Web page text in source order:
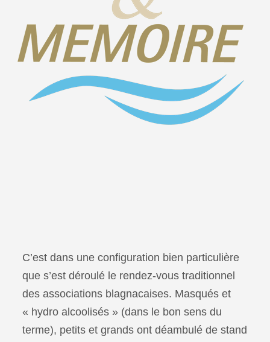
C’est dans une configuration bien particulière
que s’est déroulé le rendez-vous traditionnel
des associations blagnacaises. Masqués et
« hydro alcoolisés » (dans le bon sens du
terme), petits et grands ont déambulé de stand